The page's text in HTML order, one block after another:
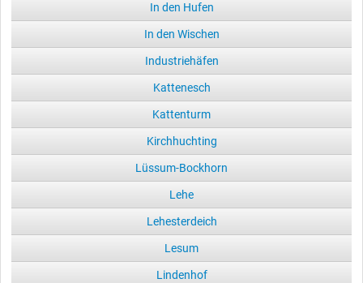
In den Hufen
In den Wischen
Industriehäfen
Kattenesch
Kattenturm
Kirchhuchting
Lüssum-Bockhorn
Lehe
Lehesterdeich
Lesum
Lindenhof